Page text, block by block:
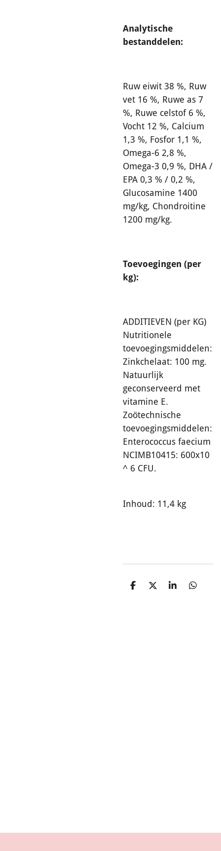
Analytische
bestanddelen:
Ruw eiwit 38 %, Ruw
vet 16 %, Ruwe as 7
%, Ruwe celstof 6 %,
Vocht 12 %, Calcium
1,3 %, Fosfor 1,1 %,
Omega-6 2,8 %,
Omega-3 0,9 %, DHA /
EPA 0,3 % / 0,2 %,
Glucosamine 1400
mg/kg, Chondroitine
1200 mg/kg.
Toevoegingen (per
kg):
ADDITIEVEN (per KG)
Nutritionele
toevoegingsmiddelen:
Zinkchelaat: 100 mg.
Natuurlijk
geconserveerd met
vitamine E.
Zoötechnische
toevoegingsmiddelen:
Enterococcus faecium
NCIMB10415: 600x10
^ 6 CFU.
Inhoud: 11,4 kg
D
D
S
D